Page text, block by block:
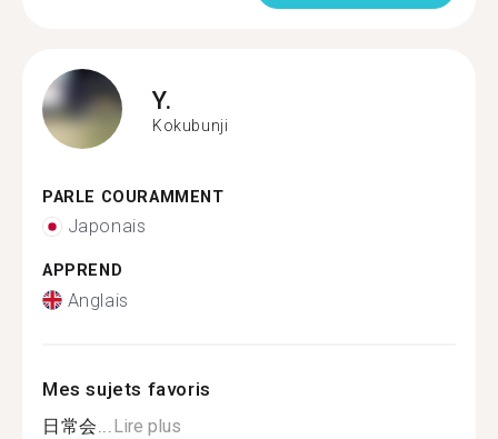
Y.
Kokubunji
PARLE COURAMMENT
Japonais
APPREND
Anglais
Mes sujets favoris
日常会... Lire plus